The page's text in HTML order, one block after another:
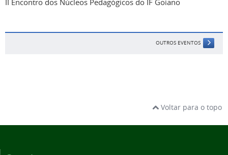
II Encontro dos Núcleos Pedagógicos do IF Goiano
OUTROS EVENTOS
Voltar para o topo